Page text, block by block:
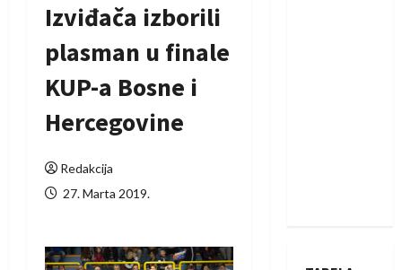
Izviđača izborili
plasman u finale
KUP-a Bosne i
Hercegovine
Redakcija
27. Marta 2019.